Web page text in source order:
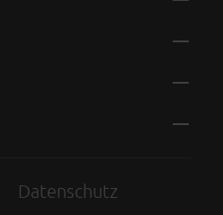
Datenschutz